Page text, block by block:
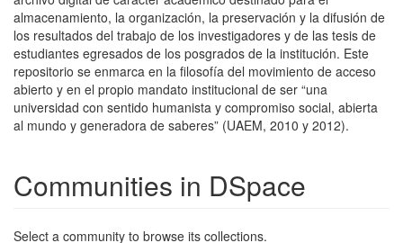
almacenamiento, la organización, la preservación y la difusión de
los resultados del trabajo de los investigadores y de las tesis de
estudiantes egresados de los posgrados de la institución. Este
repositorio se enmarca en la filosofía del movimiento de acceso
abierto y en el propio mandato institucional de ser “una
universidad con sentido humanista y compromiso social, abierta
al mundo y generadora de saberes” (UAEM, 2010 y 2012).
Communities in DSpace
Select a community to browse its collections.